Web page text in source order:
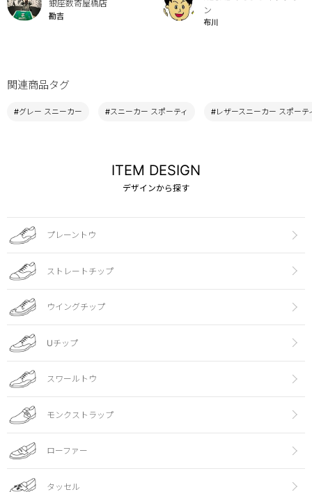
銀座数寄屋橋店
勘吉
ン
布川
関連商品タグ
#グレー スニーカー #スニーカー スポーティ #レザースニーカー スポーテ
ITEM DESIGN
デザインから探す
プレーントウ
ストレートチップ
ウイングチップ
Uチップ
スワールトウ
モンクストラップ
ローファー
タッセル